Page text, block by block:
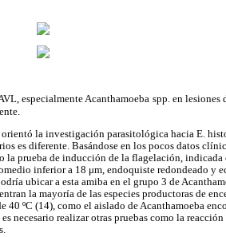
especialmente Acanthamoeba spp. en
la investigación parasitológica hacia E.
es diferente. Basándose en los pocos datos
prueba de inducción de la flagelación, indicada
inferior a 18 μm, endoquiste redondeado y
ubicar a esta amiba en el grupo 3 de
la mayoría de las especies productoras de
ºC (14), como el aislado de Acanthamoeba
necesario realizar otras pruebas como la